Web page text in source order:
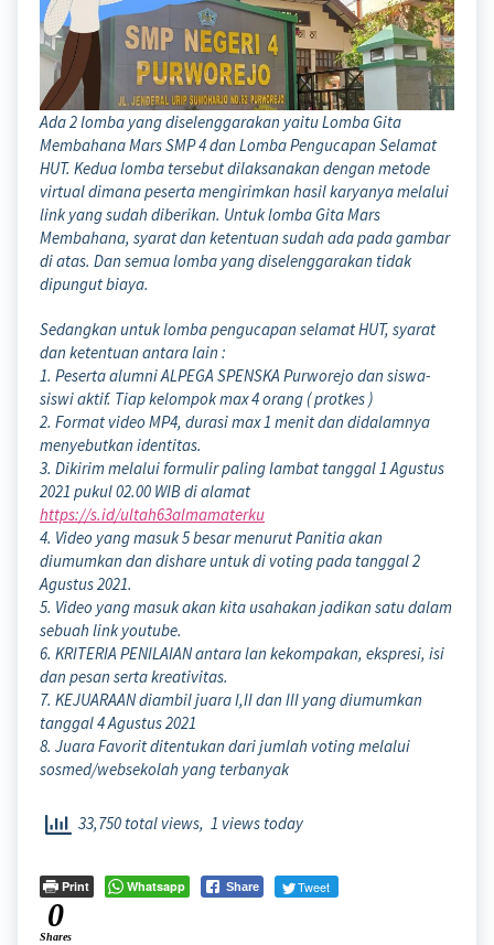
Ada 2 lomba yang diselenggarakan yaitu Lomba Gita
Membahana Mars SMP 4 dan Lomba Pengucapan Selamat
HUT. Kedua lomba tersebut dilaksanakan dengan metode
virtual dimana peserta mengirimkan hasil karyanya melalui
link yang sudah diberikan. Untuk lomba Gita Mars
Membahana, syarat dan ketentuan sudah ada pada gambar
di atas. Dan semua lomba yang diselenggarakan tidak
dipungut biaya.
Sedangkan untuk lomba pengucapan selamat HUT, syarat
dan ketentuan antara lain :
1. Peserta alumni ALPEGA SPENSKA Purworejo dan siswa-
siswi aktif. Tiap kelompok max 4 orang ( protkes )
2. Format video MP4, durasi max 1 menit dan didalamnya
menyebutkan identitas.
3. Dikirim melalui formulir paling lambat tanggal 1 Agustus
2021 pukul 02.00 WIB di alamat
https://s.id/ultah63almamaterku
4. Video yang masuk 5 besar menurut Panitia akan
diumumkan dan dishare untuk di voting pada tanggal 2
Agustus 2021.
5. Video yang masuk akan kita usahakan jadikan satu dalam
sebuah link youtube.
6. KRITERIA PENILAIAN antara lan kekompakan, ekspresi, isi
dan pesan serta kreativitas.
7. KEJUARAAN diambil juara I,II dan III yang diumumkan
tanggal 4 Agustus 2021
8. Juara Favorit ditentukan dari jumlah voting melalui
sosmed/websekolah yang terbanyak
33,750 total views, 1 views today
Print Whatsapp Share Tweet
0
Shares